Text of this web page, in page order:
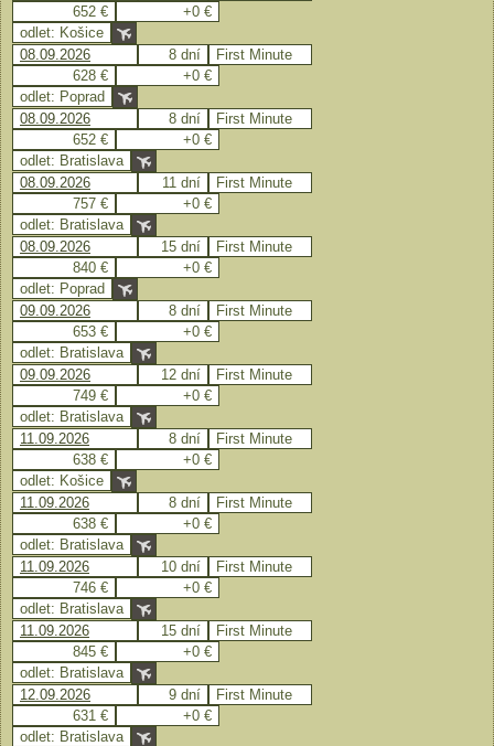
652 €
+0 €
odlet: Košice
08.09.2026
8 dní
First Minute
628 €
+0 €
odlet: Poprad
08.09.2026
8 dní
First Minute
652 €
+0 €
odlet: Bratislava
08.09.2026
11 dní
First Minute
757 €
+0 €
odlet: Bratislava
08.09.2026
15 dní
First Minute
840 €
+0 €
odlet: Poprad
09.09.2026
8 dní
First Minute
653 €
+0 €
odlet: Bratislava
09.09.2026
12 dní
First Minute
749 €
+0 €
odlet: Bratislava
11.09.2026
8 dní
First Minute
638 €
+0 €
odlet: Košice
11.09.2026
8 dní
First Minute
638 €
+0 €
odlet: Bratislava
11.09.2026
10 dní
First Minute
746 €
+0 €
odlet: Bratislava
11.09.2026
15 dní
First Minute
845 €
+0 €
odlet: Bratislava
12.09.2026
9 dní
First Minute
631 €
+0 €
odlet: Bratislava